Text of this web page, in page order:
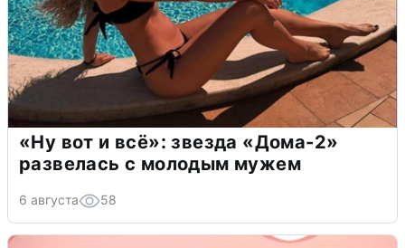
«Ну вот и всё»: звезда «Дома-2»
развелась с молодым мужем
6 августа 58